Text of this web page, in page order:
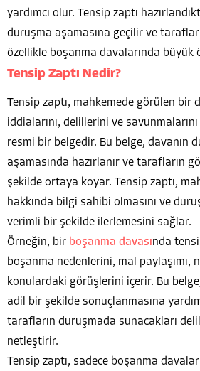
yardımcı olur. Tensip zaptı
duruşma aşamasına geçilir ve
özellikle boşanma davalarında büyük
Tensip Zaptı Nedir?
Tensip zaptı, mahkemede görülen bir
iddialarını, delillerini ve
resmi bir belgedir. Bu belge, davanın
aşamasında hazırlanır ve tarafların
şekilde ortaya koyar. Tensip zaptı,
hakkında bilgi sahibi olmasını ve
verimli bir şekilde ilerlemesini sağlar.
Örneğin, bir boşanma davasında
boşanma nedenlerini, mal paylaşımı,
konulardaki görüşlerini içerir. Bu
adil bir şekilde sonuçlanmasına
tarafların duruşmada sunacakları
netleştirir.
Tensip zaptı, sadece boşanma